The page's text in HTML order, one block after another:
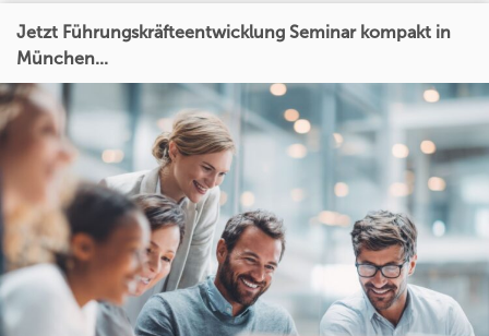
Jetzt Führungskräfteentwicklung Seminar kompakt in
München...